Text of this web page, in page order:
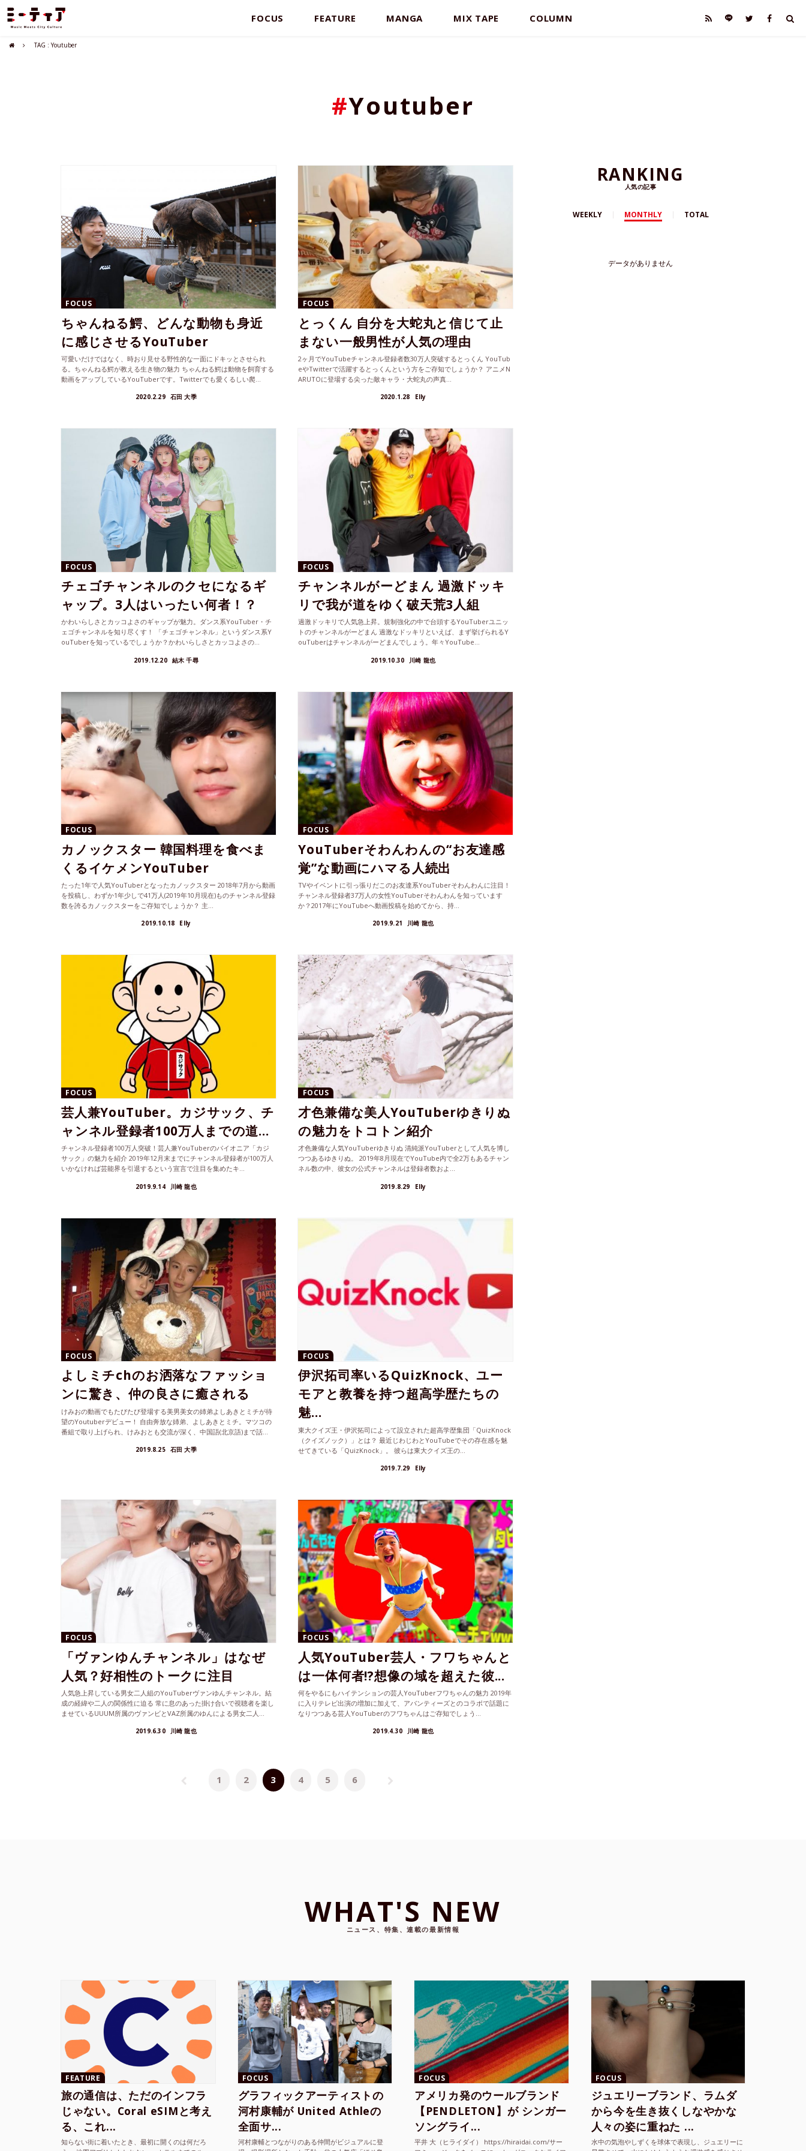
FOCUS FEATURE MANGA MIX TAPE COLUMN
TAG : Youtuber
#Youtuber
FOCUS
ちゃんねる鰐、どんな動物も身近
に感じさせるYouTuber
可愛いだけではなく、時おり見せる野性的な一面にドキッとさせられ
る。ちゃんねる鰐が教える生き物の魅力 ちゃんねる鰐は動物を飼育する
動画をアップしているYouTuberです。Twitterでも愛くるしい爬...
2020.2.29 石田 大季
FOCUS
とっくん 自分を大蛇丸と信じて止
まない一般男性が人気の理由
2ヶ月でYouTubeチャンネル登録者数30万人突破するとっくん YouTub
eやTwitterで活躍するとっくんという方をご存知でしょうか？ アニメN
ARUTOに登場する尖った敵キャラ・大蛇丸の声真...
2020.1.28 Elly
FOCUS
チェゴチャンネルのクセになるギ
ャップ。3人はいったい何者！？
かわいらしさとカッコよさのギャップが魅力。ダンス系YouTuber・チ
ェゴチャンネルを知り尽くす！ 「チェゴチャンネル」というダンス系Y
ouTuberを知っているでしょうか？かわいらしさとカッコよさの...
2019.12.20 結木 千尋
FOCUS
チャンネルがーどまん 過激ドッキ
リで我が道をゆく破天荒3人組
過激ドッキリで人気急上昇。規制強化の中で台頭するYouTuberユニッ
トのチャンネルがーどまん 過激なドッキリといえば、まず挙げられるY
ouTuberはチャンネルがーどまんでしょう。年々YouTube...
2019.10.30 川崎 龍也
FOCUS
カノックスター 韓国料理を食べま
くるイケメンYouTuber
たった1年で人気YouTuberとなったカノックスター 2018年7月から動画
を投稿し、わずか1年少しで41万人(2019年10月現在)ものチャンネル登録
数を誇るカノックスターをご存知でしょうか？ 主...
2019.10.18 Elly
FOCUS
YouTuberそわんわんの“お友達感
覚”な動画にハマる人続出
TVやイベントに引っ張りだこのお友達系YouTuberそわんわんに注目！
チャンネル登録者37万人の女性YouTuberそわんわんを知っています
か？2017年にYouTubeへ動画投稿を始めてから、持...
2019.9.21 川崎 龍也
FOCUS
芸人兼YouTuber。カジサック、チ
ャンネル登録者100万人までの道...
チャンネル登録者100万人突破！芸人兼YouTuberのパイオニア「カジ
サック」の魅力を紹介 2019年12月末までにチャンネル登録者が100万人
いかなければ芸能界を引退するという宣言で注目を集めたキ...
2019.9.14 川崎 龍也
FOCUS
才色兼備な美人YouTuberゆきりぬ
の魅力をトコトン紹介
才色兼備な人気YouTuberゆきりぬ 清純派YouTuberとして人気を博し
つつあるゆきりぬ。 2019年8月現在でYouTube内で全2万もあるチャン
ネル数の中、彼女の公式チャンネルは登録者数およ...
2019.8.29 Elly
FOCUS
よしミチchのお洒落なファッショ
ンに驚き、仲の良さに癒される
けみおの動画でもたびたび登場する美男美女の姉弟よしあきとミチが待
望のYoutuberデビュー！ 自由奔放な姉弟、よしあきとミチ。マツコの
番組で取り上げられ、けみおとも交流が深く、中国語(北京語)まで話...
2019.8.25 石田 大季
FOCUS
伊沢拓司率いるQuizKnock、ユー
モアと教養を持つ超高学歴たちの
魅...
東大クイズ王・伊沢拓司によって設立された超高学歴集団「QuizKnock
（クイズノック）」とは？ 最近じわじわとYouTubeでその存在感を魅
せてきている「QuizKnock」。 彼らは東大クイズ王の...
2019.7.29 Elly
FOCUS
「ヴァンゆんチャンネル」はなぜ
人気？好相性のトークに注目
人気急上昇している男女二人組のYouTuberヴァンゆんチャンネル。結
成の経緯や二人の関係性に迫る 常に息のあった掛け合いで視聴者を楽し
ませているUUUM所属のヴァンビとVAZ所属のゆんによる男女二人...
2019.6.30 川崎 龍也
FOCUS
人気YouTuber芸人・フワちゃんと
は一体何者!?想像の域を超えた彼...
何をやるにもハイテンションの芸人YouTuberフワちゃんの魅力 2019年
に入りテレビ出演の増加に加えて、アバンティーズとのコラボで話題に
なりつつある芸人YouTuberのフワちゃんはご存知でしょう...
2019.4.30 川崎 龍也
1 2 3 4 5 6
RANKING
人気の記事
WEEKLY MONTHLY TOTAL
データがありません
WHAT'S NEW
ニュース、特集、連載の最新情報
FEATURE
旅の通信は、ただのインフラ
じゃない。Coral eSIMと考え
る、これ...
知らない街に着いたとき、最初に開くのは何だろ
FOCUS
グラフィックアーティストの
河村康輔が United Athleの
全面サ...
河村康輔とつながりのある仲間がビジュアルに登
FOCUS
アメリカ発のウールブランド
【PENDLETON】が シンガー
ソングライ...
平井 大（ヒライダイ） https://hiraidai.com/サー
FOCUS
ジュエリーブランド、ラムダ
から今を生き抜くしなやかな
人々の姿に重ねた ...
水中の気泡やしずくを球体で表現し、ジュエリーに